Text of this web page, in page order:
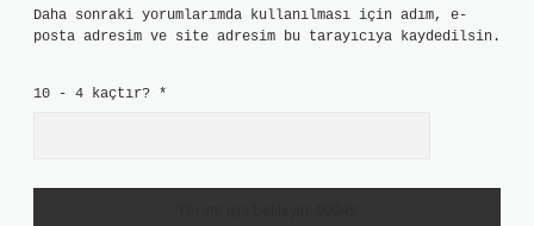
Daha sonraki yorumlarımda kullanılması için adım, e-
posta adresim ve site adresim bu tarayıcıya kaydedilsin.
10 - 4 kaçtır? *